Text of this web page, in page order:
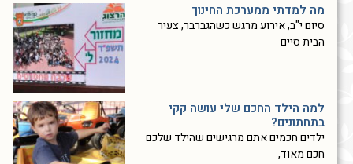
מה למדתי ממערכת החינוך
סיום י"ב, אירוע מרגש כשהגברבר, צעיר
הבית סיים
למה הילד החכם שלי עושה קקי
בתחתונים?
ילדים חכמים אתם מרגישים שהילד שלכם
חכם מאוד,